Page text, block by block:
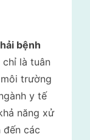
bệnh
chỉ là tuân
trường
y tế
năng xử
đến các